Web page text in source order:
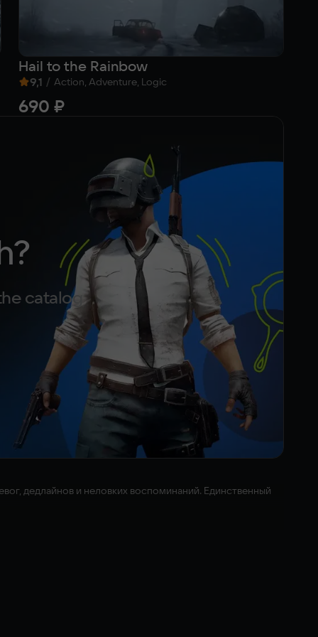
Hail to the Rainbow
9,1 / Action, Adventure, Logic
690 ₽
catalog
дедлайнов и неловких воспоминаний. Единственный
призраками школьных фейлов, прижатый